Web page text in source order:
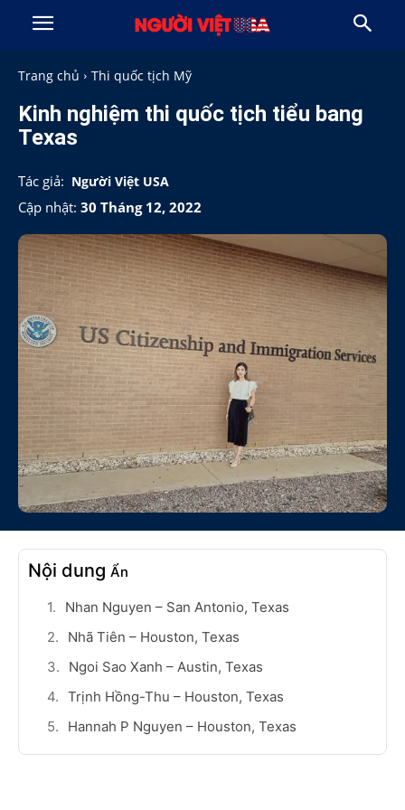
Trang chủ Thi quốc tịch Mỹ
Kinh nghiệm thi quốc tịch tiểu bang
Texas
Tác giả: Người Việt USA
Cập nhật: 30 Tháng 12, 2022
Nội dung Ẩn
Nhan Nguyen – San Antonio, Texas
Nhã Tiên – Houston, Texas
Ngoi Sao Xanh – Austin, Texas
Trịnh Hồng-Thu – Houston, Texas
Hannah P Nguyen – Houston, Texas